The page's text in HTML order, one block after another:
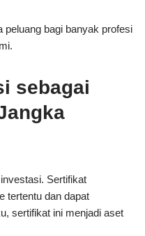
bagi banyak profesi
sebagai
Sertifikat
tertentu dan dapat
sertifikat ini menjadi aset